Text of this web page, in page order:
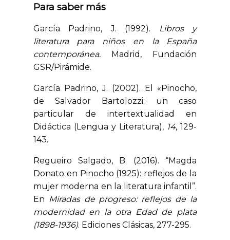
Para saber más
García Padrino, J. (1992).
Libros y
literatura para niños en la España
contemporánea. Madrid, Fundación
GSR/Pirámide.
García Padrino, J. (2002). El «Pinocho,
de Salvador Bartolozzi: un caso
particular de intertextualidad en
Didáctica (Lengua y Literatura), 14, 129-
143.
Regueiro Salgado, B. (2016). “Magda
Donato en Pinocho (1925): reflejos de la
mujer moderna en la literatura infantil”.
En Miradas de progreso: reflejos de la
modernidad en la otra Edad de plata
(1898-1936). Ediciones Clásicas, 277-295.